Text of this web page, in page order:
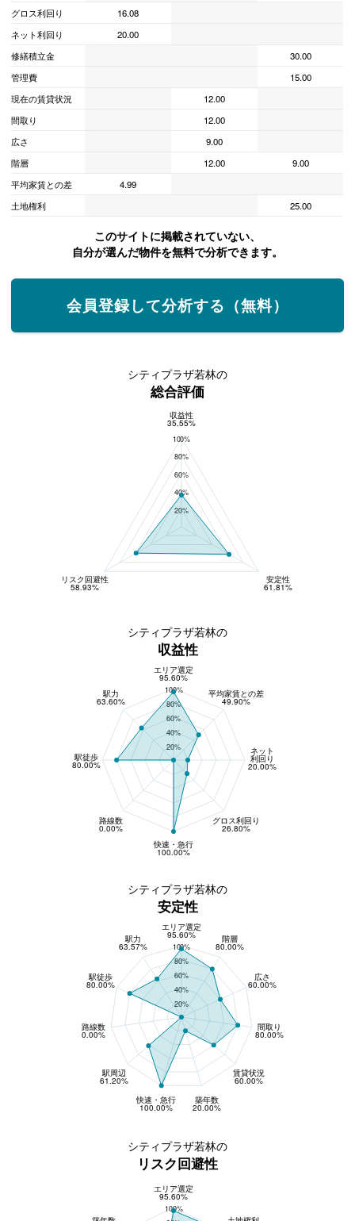
グロス利回り
16.08
ネット利回り
20.00
修繕積立金
30.00
管理費
15.00
現在の賃貸状況
12.00
間取り
12.00
広さ
9.00
階層
12.00
9.00
平均家賃との差
4.99
土地権利
25.00
このサイトに掲載されていない、
自分が選んだ物件を無料で分析できます。
会員登録して分析する（無料）
シティプラザ若林の
総合評価
100%
収益性
35.55%
リスク回避性
58.93%
安定性
61.81%
80%
60%
40%
20%
シティプラザ若林の
収益性
100%
エリア選定
95.60%
駅力
63.60%
駅徒歩
80.00%
路線数
0.00%
快速・急行
100.00%
グロス利回り
26.80%
ネット
利回り
20.00%
平均家賃との差
49.90%
80%
60%
40%
20%
シティプラザ若林の
安定性
100%
エリア選定
95.60%
駅力
63.57%
駅徒歩
80.00%
路線数
0.00%
駅周辺
61.20%
快速・急行
100.00%
築年数
20.00%
賃貸状況
60.00%
間取り
80.00%
広さ
60.00%
階層
80.00%
80%
60%
40%
20%
シティプラザ若林の
リスク回避性
100%
エリア選定
95.60%